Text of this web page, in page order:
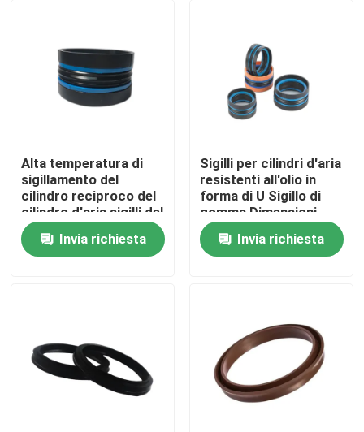
Prodotti
Alta temperatura di
sigillamento del
cilindro reciproco del
cilindro d'aria sigilli del
cilindro di alta
flessibilitàInvia richiesta
Sigilli per cilindri d'aria
resistenti all'olio in
forma di U Sigillo di
gomma Dimensioni
personalizzate
Invia richiesta